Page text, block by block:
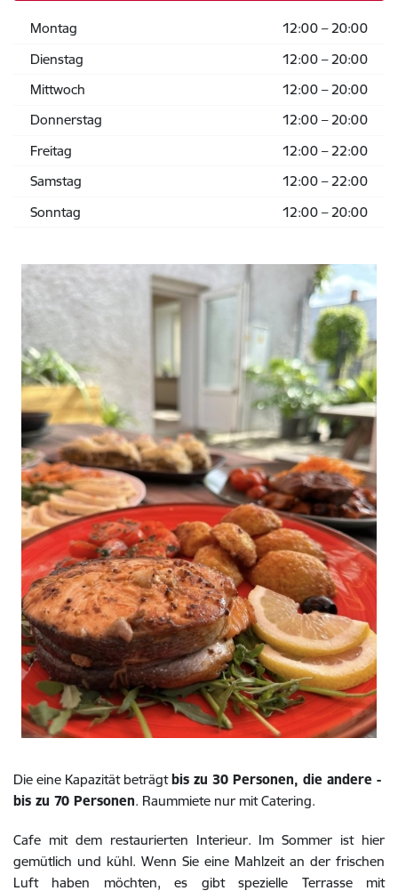
Montag
12:00 – 20:00
Dienstag
12:00 – 20:00
Mittwoch
12:00 – 20:00
Donnerstag
12:00 – 20:00
Freitag
12:00 – 22:00
Samstag
12:00 – 22:00
Sonntag
12:00 – 20:00
Die eine Kapazität beträgt bis zu 30 Personen, die andere -
bis zu 70 Personen. Raummiete nur mit Catering.
Cafe mit dem restaurierten Interieur. Im Sommer ist hier
gemütlich und kühl. Wenn Sie eine Mahlzeit an der frischen
Luft haben möchten, es gibt spezielle Terrasse mit